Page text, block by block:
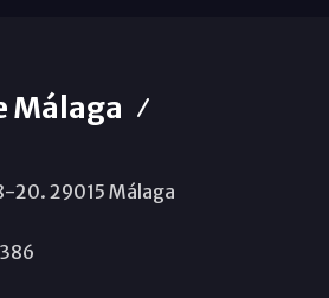
Málaga
20. 29015 Málaga